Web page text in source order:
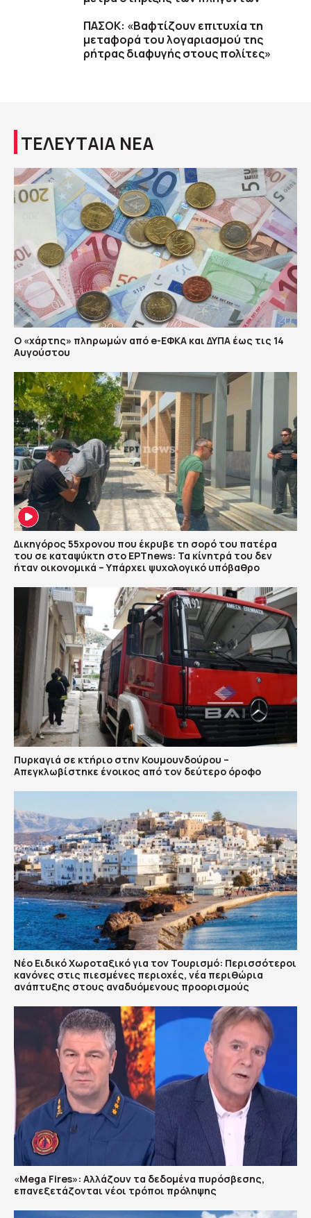
ΠΑΣΟΚ: «Βαφτίζουν επιτυχία τη
μεταφορά του λογαριασμού της
ρήτρας διαφυγής στους πολίτες»
ΤΕΛΕΥΤΑΙΑ ΝΕΑ
Ο «χάρτης» πληρωμών από e-ΕΦΚΑ και ΔΥΠΑ έως τις 14
Αυγούστου
Δικηγόρος 55χρονου που έκρυβε τη σορό του πατέρα
του σε καταψύκτη στο ΕΡΤnews: Τα κίνητρά του δεν
ήταν οικονομικά – Υπάρχει ψυχολογικό υπόβαθρο
Πυρκαγιά σε κτήριο στην Κουμουνδούρου –
Απεγκλωβίστηκε ένοικος από τον δεύτερο όροφο
Νέο Ειδικό Χωροταξικό για τον Τουρισμό: Περισσότεροι
κανόνες στις πιεσμένες περιοχές, νέα περιθώρια
ανάπτυξης στους αναδυόμενους προορισμούς
«Mega Fires»: Αλλάζουν τα δεδομένα πυρόσβεσης,
επανεξετάζονται νέοι τρόποι πρόληψης